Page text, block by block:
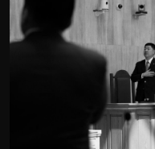
2026.08.08